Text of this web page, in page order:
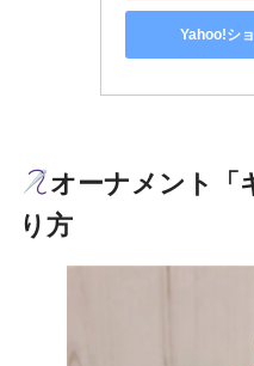
Yahoo!シ
オーナメント「
り方